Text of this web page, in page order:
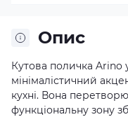
Опис
Кутова поличка
мінімалістичний
кухні. Вона
функціональну зону